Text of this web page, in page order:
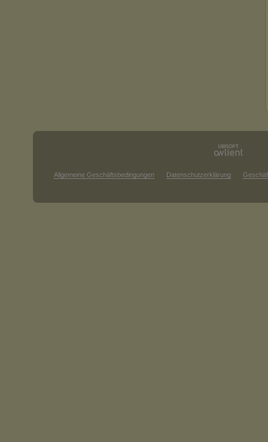
Allgemeine Geschäftsbedingungen Datenschutzerklärung